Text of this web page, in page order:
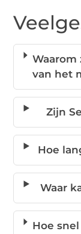
Waarom
van het
Zijn
Hoe
Waar
Hoe